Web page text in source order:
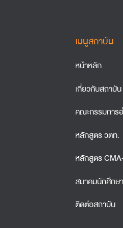
เมนูสถาบัน
หน้าหลัก
เกี่ยวกับสถาบัน
คณะกรรมการ
หลักสูตร วตท.
หลักสูตร
สมาคมนักศึกษ
ติดต่อสถาบัน